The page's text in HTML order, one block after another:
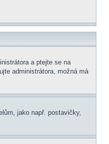
a ptejte se na
administrátora, možná má
jako např. postavičky,